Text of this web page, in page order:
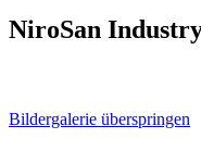
NiroSan
Bildergalerie überspringen